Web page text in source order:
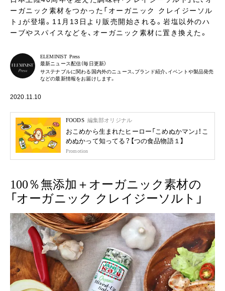
ーガニック素材をつかった「オーガニック クレイジーソル
ト」が登場。11月13日より販売開始される。岩塩以外のハ
ーブやスパイスなどを、オーガニック素材に置き換えた。
ELEMINIST Press
最新ニュース配信（毎日更新）
サステナブルに関わる国内外のニュース、ブランド紹介、イベントや製品発売
などの最新情報をお届けします。
2020.11.10
FOODS 編集部オリジナル
おこめから生まれたヒーロー「こめぬかマン」！こ
めぬかって知ってる？【つの食品物語１】
Promotion
100％無添加＋オーガニック素材の
「オーガニック クレイジーソルト」